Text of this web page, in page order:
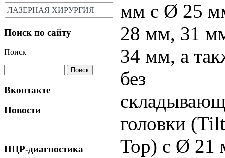
ЛАЗЕРНАЯ ХИРУРГИЯ
Поиск по сайту
Поиск
Вконтакте
Новости
ПЦР-диагностика
мм с Ø 25
28 мм, 31
34 мм, а
без
головки
Top) с Ø 21